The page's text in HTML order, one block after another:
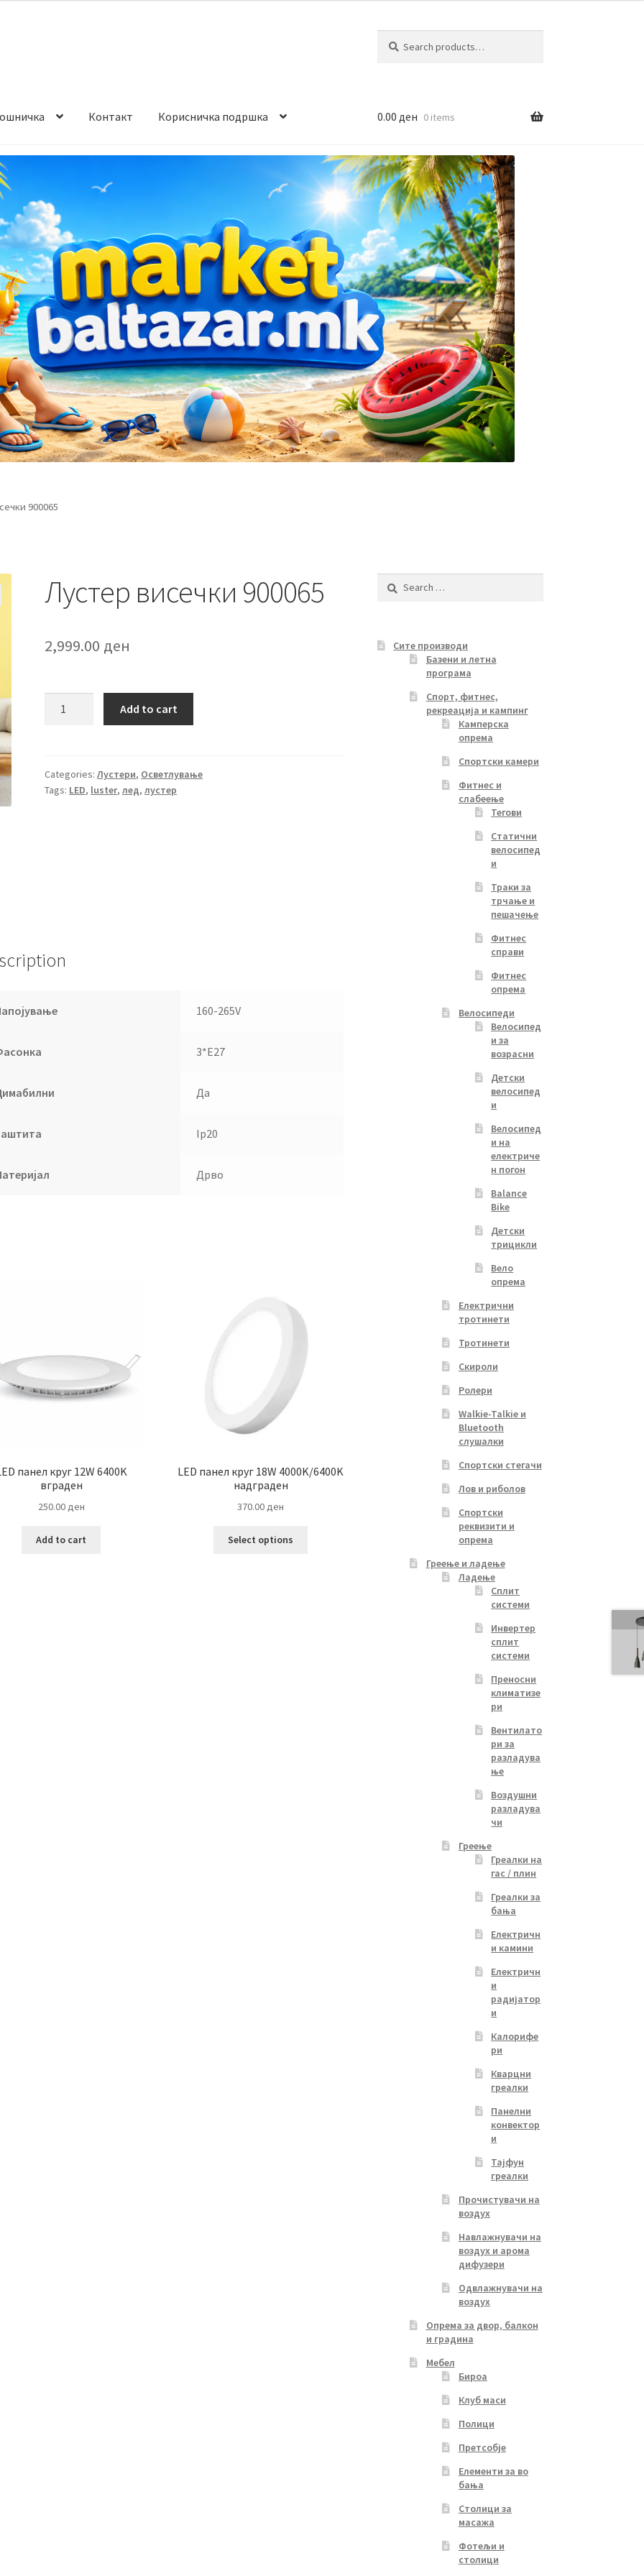
for:
Контакт Корисничка подршка
и начин на плаќање
на производ Услови за користење
0.00 ден 0 items
900065
Лустер висечки 900065
2,999.00 ден
Add to cart
Categories:Лустери, Осветлување
Tags: LED, luster,лед,лустер
160-265V
3*Е27
Да
Ip20
Дрво
панел круг 12W 6400K
вграден
250.00ден
Add to cart
LED панел круг 18W 4000K/6400K
надграден
370.00ден
Select options
Search
Сите производи
Базени и летна
програма
Спорт, фитнес,
рекреација и кампинг
Камперска
опрема
Спортски камери
Фитнес и
слабеење
Тегови
Статични
велосипед
и
Траки за
трчање и
пешачење
Фитнес
справи
Фитнес
опрема
Велосипеди
Велосипед
и за
возрасни
Детски
велосипед
и
Велосипед
и на
електриче
н погон
Balance
Bike
Детски
трицикли
Вело
опрема
Електрични
тротинети
Тротинети
Скироли
Ролери
Walkie-Talkie и
Bluetooth
слушалки
Спортски стегачи
Лов и риболов
Спортски
реквизити и
опрема
Греење и ладење
Ладење
Сплит
системи
Инвертер
сплит
системи
Преносни
климатизе
ри
Вентилато
ри за
разладува
ње
Воздушни
разладува
чи
Греење
Греалки на
гас / плин
Греалки за
бања
Електричн
и камини
Електричн
и
радијатор
и
Калорифе
ри
Кварцни
греалки
Панелни
конвектор
и
Тајфун
греалки
Прочистувачи на
воздух
Навлажнувачи на
воздух и арома
дифузери
Одвлажнувачи на
воздух
Опрема за двор, балкон
и градина
Мебел
Бироа
Клуб маси
Полици
Претсобје
Елементи за во
бања
Столици за
масажа
Фотељи и
столици